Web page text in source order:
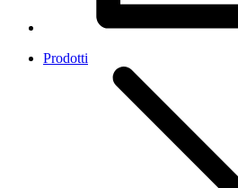
Prodotti